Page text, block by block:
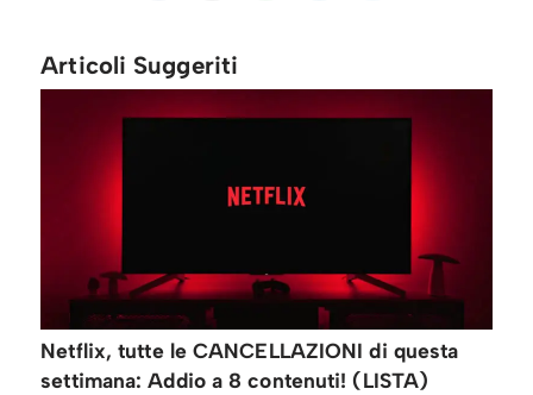
Articoli Suggeriti
Netflix, tutte le CANCELLAZIONI di questa
settimana: Addio a 8 contenuti! (LISTA)